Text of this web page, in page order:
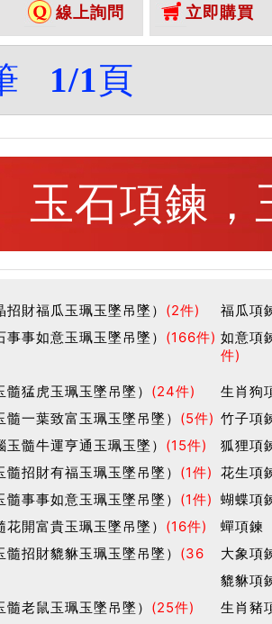
線上詢問
翡翠寶石保證卡
立即購買
1/1頁
玉石項鍊
財福瓜玉珮玉墜吊墜） (2件)
福瓜項
事如意玉珮玉墜吊墜） (166件) 如意項
件)
猛虎玉珮玉墜吊墜） (24件)
生肖狗
一葉致富玉珮玉墜吊墜） (5件) 竹子項
髓牛運亨通玉珮玉墜） (15件)
狐狸項
招財有福玉珮玉墜吊墜） (1件) 花生項
事事如意玉珮玉墜吊墜） (1件) 蝴蝶項
開富貴玉珮玉墜吊墜） (16件)
蟬項鍊
招財貔貅玉珮玉墜吊墜） (36
大象項
貔貅項
老鼠玉珮玉墜吊墜） (25件)
生肖豬